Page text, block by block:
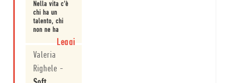
Nella vita c'è
chi ha un
talento, chi
non ne ha
nessuno e chi
invece riesce
in tutto quello
che fa. In
quest'ultima
Leggi
Valeria
Righele -